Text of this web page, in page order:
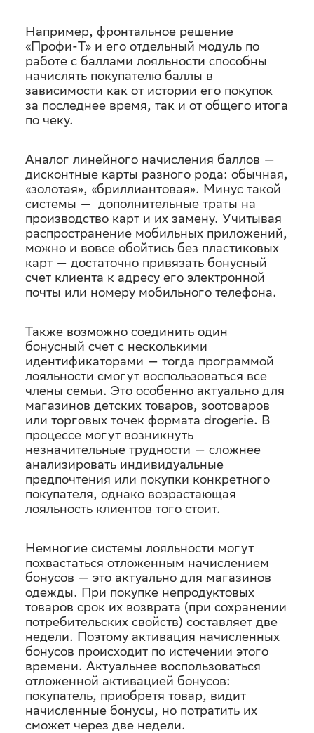
Например, фронтальное решение
«Профи-Т» и его отдельный модуль по
работе с баллами лояльности способны
начислять покупателю баллы в
зависимости как от истории его покупок
за последнее время, так и от общего итога
по чеку.
Аналог линейного начисления баллов —
дисконтные карты разного рода: обычная,
«золотая», «бриллиантовая». Минус такой
системы — дополнительные траты на
производство карт и их замену. Учитывая
распространение мобильных приложений,
можно и вовсе обойтись без пластиковых
карт — достаточно привязать бонусный
счет клиента к адресу его электронной
почты или номеру мобильного телефона.
Также возможно соединить один
бонусный счет с несколькими
идентификаторами — тогда программой
лояльности смогут воспользоваться все
члены семьи. Это особенно актуально для
магазинов детских товаров, зоотоваров
или торговых точек формата drogerie. В
процессе могут возникнуть
незначительные трудности — сложнее
анализировать индивидуальные
предпочтения или покупки конкретного
покупателя, однако возрастающая
лояльность клиентов того стоит.
Немногие системы лояльности могут
похвастаться отложенным начислением
бонусов — это актуально для магазинов
одежды. При покупке непродуктовых
товаров срок их возврата (при сохранении
потребительских свойств) составляет две
недели. Поэтому активация начисленных
бонусов происходит по истечении этого
времени. Актуальнее воспользоваться
отложенной активацией бонусов:
покупатель, приобретя товар, видит
начисленные бонусы, но потратить их
сможет через две недели.